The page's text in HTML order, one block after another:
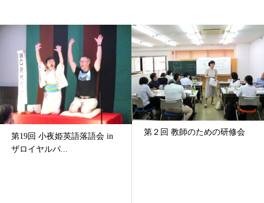
第２回 教師のための研修会